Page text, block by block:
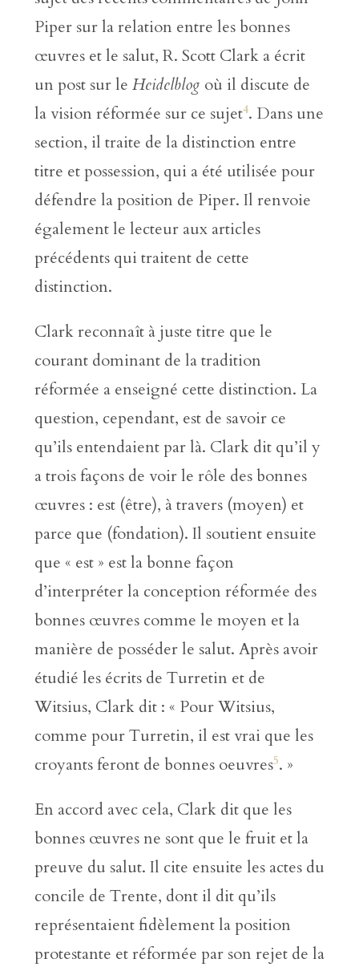
Piper sur la relation entre les bonnes
œuvres et le salut, R. Scott Clark a écrit
un post sur le Heidelblog où il discute de
la vision réformée sur ce sujet4. Dans une
section, il traite de la distinction entre
titre et possession, qui a été utilisée pour
défendre la position de Piper. Il renvoie
également le lecteur aux articles
précédents qui traitent de cette
distinction.
Clark reconnaît à juste titre que le
courant dominant de la tradition
réformée a enseigné cette distinction. La
question, cependant, est de savoir ce
qu’ils entendaient par là. Clark dit qu’il y
a trois façons de voir le rôle des bonnes
œuvres : est (être), à travers (moyen) et
parce que (fondation). Il soutient ensuite
que « est » est la bonne façon
d’interpréter la conception réformée des
bonnes œuvres comme le moyen et la
manière de posséder le salut. Après avoir
étudié les écrits de Turretin et de
Witsius, Clark dit : « Pour Witsius,
comme pour Turretin, il est vrai que les
croyants feront de bonnes oeuvres5. »
En accord avec cela, Clark dit que les
bonnes œuvres ne sont que le fruit et la
preuve du salut. Il cite ensuite les actes du
concile de Trente, dont il dit qu’ils
représentaient fidèlement la position
protestante et réformée par son rejet de la